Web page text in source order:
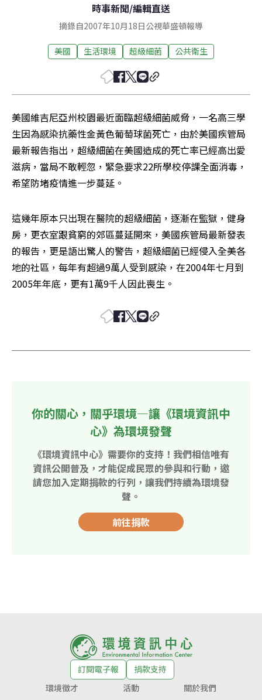
時事新聞/編輯直送
摘錄自2007年10月18日公視華盛頓報導
美國 生活環境 超級細菌 公共衛生
美國維吉尼亞州校園最近面臨超級細菌威脅，一名高三學
生因為感染抗藥性金黃色葡萄球菌死亡，由於美國疾管局
最新報告指出，超級細菌在美國造成的死亡率已經高出愛
滋病，當局不敢輕忽，緊急要求22所學校停課全面消毒，
希望防堵疫情進一步蔓延。
這幾年原本只出現在醫院的超級細菌，逐漸在監獄，健身
房，更衣室跟貧窮的郊區蔓延開來，美國疾管局最新發表
的報告，更是語出驚人的警告，超級細菌已經侵入全美各
地的社區，每年有超過9萬人受到感染，在2004年七月到
2005年年底，更有1萬9千人因此喪生。
你的關心，關乎環境—讓《環境資訊中
心》為環境發聲
《環境資訊中心》需要你的支持！我們相信唯有
資訊公開普及，才能促成民眾的參與和行動，邀
請您加入定期捐款的行列，讓我們持續為環境發
聲。
前往捐款
訂閱電子報
捐款支持
環境徵才
活動
關於我們